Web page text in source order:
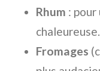
Rhum :
chaleureuse.
Fromages